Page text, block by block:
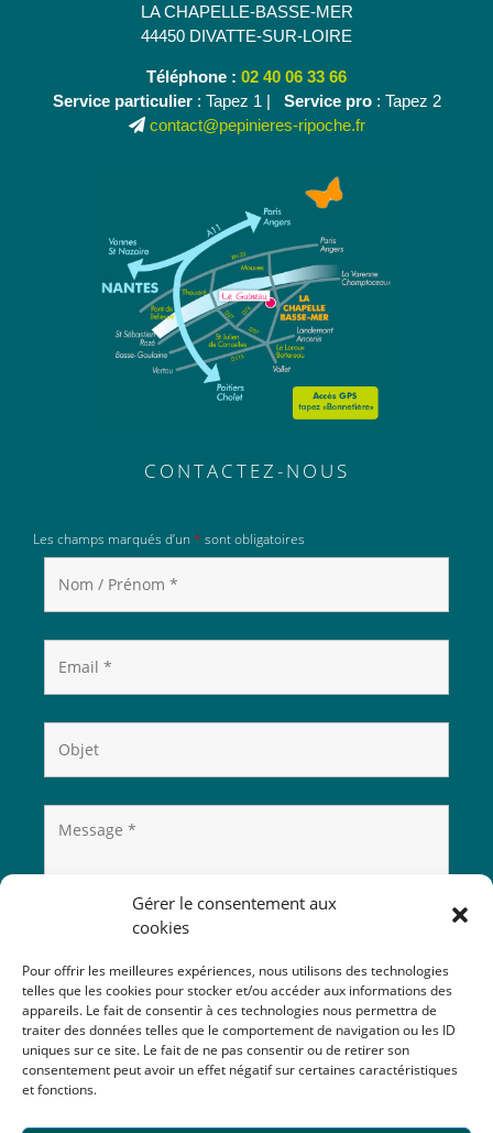
Gérer le consentement aux
cookies
Pour offrir les meilleures expériences, nous utilisons des technologies
telles que les cookies pour stocker et/ou accéder aux informations des
appareils. Le fait de consentir à ces technologies nous permettra de
traiter des données telles que le comportement de navigation ou les ID
uniques sur ce site. Le fait de ne pas consentir ou de retirer son
consentement peut avoir un effet négatif sur certaines caractéristiques
et fonctions.
LA CHAPELLE-BASSE-MER
44450 DIVATTE-SUR-LOIRE
Téléphone : 02 40 06 33 66
Service particulier: Tapez 1 | Service pro: Tapez 2
contact@pepinieres-ripoche.fr
CONTACTEZ-NOUS
Les champs marqués d’un * sont obligatoires